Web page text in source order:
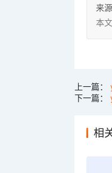
来源
本
上一篇：
下一篇：
相